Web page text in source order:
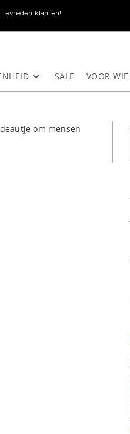
tevreden klanten!
SALE VOOR WIE